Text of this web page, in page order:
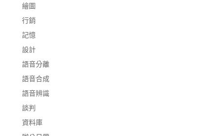
繪圖
行銷
記憶
設計
語音分離
語音合成
語音辨識
談判
資料庫